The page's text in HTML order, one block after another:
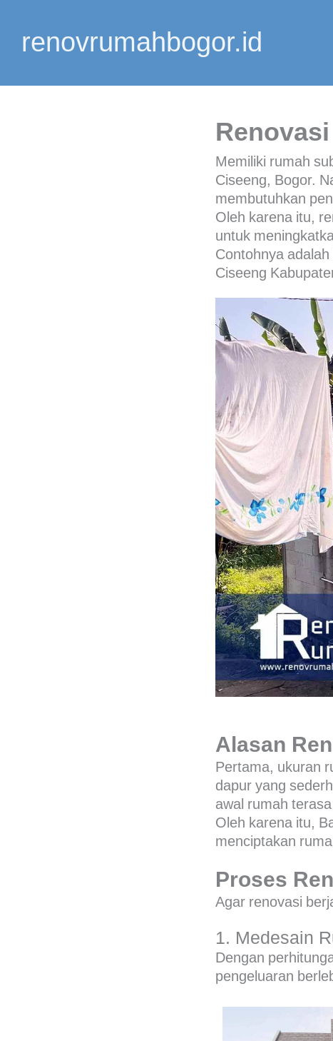
kontenrenovrumahbogor.id
Memiliki rumah
Ciseeng, Bogor.
membutuhkan
Oleh karena itu,
untuk
Contohnya
Ciseeng
Alasan
Pertama, ukuran
dapur yang
awal rumah
Oleh karena itu,
menciptakan
Proses
Agar renovasi
1. Medesain
Dengan
pengeluaran